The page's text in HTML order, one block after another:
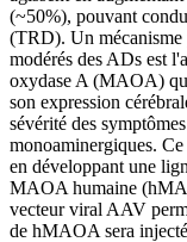
(~50%), pouvant
(TRD). Un
modérés des ADs est
oxydase A (MAOA)
son expression
sévérité des
monoaminergiques.
en développant une
MAOA humaine
vecteur viral AAV
de hMAOA sera